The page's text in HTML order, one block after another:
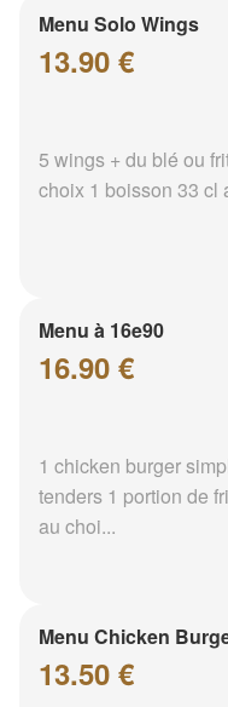
Menu Solo Wings
13.90 €
5 wings + du blé ou
choix 1 boisson 33 cl
Menu à 16e90
16.90 €
1 chicken burger
tenders 1 portion de
au choi...
Menu Chicken
13.50 €